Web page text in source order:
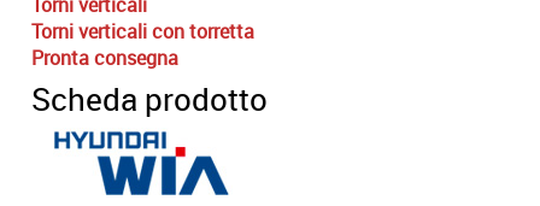
Torni verticali con torretta
Pronta consegna
Scheda prodotto